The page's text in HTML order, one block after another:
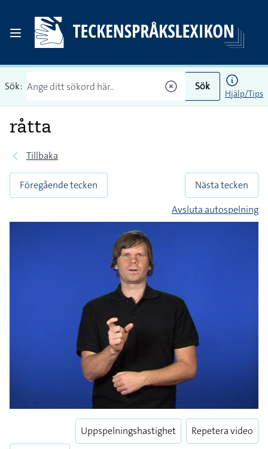
Sök: Sök
Hjälp/Tips
råtta
Tillbaka
Föregående tecken
Nästa tecken
Avsluta autospelning
Uppspelningshastighet Repetera video